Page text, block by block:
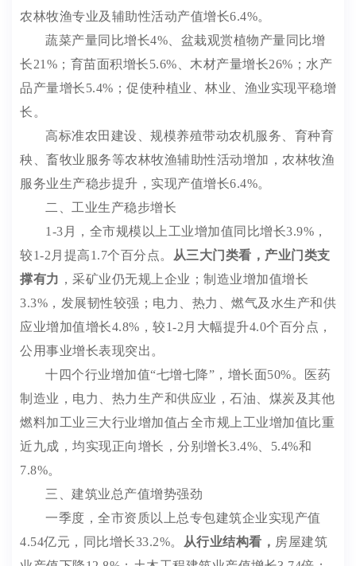
农林牧渔专业及辅助性活动产值增长6.4%。
蔬菜产量同比增长4% 、盆栽观赏植物产量同比增
长21% ；育苗面积增长5.6% 、木材产量增长26% ； 水产
品产量增长5.4% ；促使种植业、林业、渔业实现平稳增
长 。
高标准农田建设、规模养殖带动农机服务、育种育
秧、畜牧业服务等农林牧渔辅助性活动增加，农林牧渔
服务业生产稳步提升，实现产值增长6.4%。
二、工业生产稳步增长
1-3 月，全市规模以上工业增加值同比增长3.9% ，
较1-2 月提高1.7个百分点。 从三大门类看， 产业门类支
撑有力 ，采矿业仍无规上企业；制造业增加值增长
3.3% ，发展韧性较强；电力、热力、燃气及水生产和供
应业增加值增长4.8% ，较1-2 月大幅提升4.0个百分点，
公用事业增长表现突出。
十四个行业增加值“七增七降”，增长面50%。医药
制造业，电力、热力生产和供应业，石油、煤炭及其他
燃料加工业三大行业增加值占全市规上工业增加值比重
近九成，均实现正向增长，分别增长3.4% 5.4%和
7.8%。
三、建筑业总产值增势强劲
一季度，全市资质以上总专包建筑企业实现产值
4.54亿元，同比增长33.2%。 从行业结构看， 房屋建筑